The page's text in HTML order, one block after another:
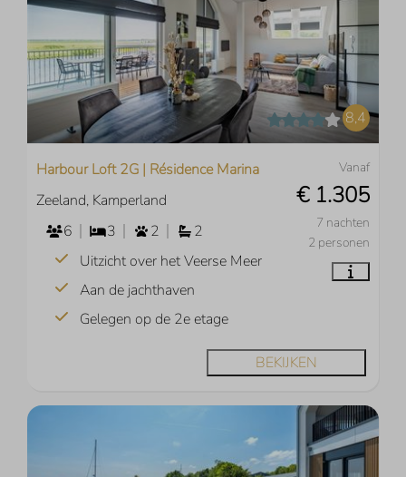
8,4
Vanaf
€ 1.305
7 nachten
2 personen
Harbour Loft 2G | Résidence Marina
Zeeland, Kamperland
6
3 2
2
Uitzicht over het Veerse Meer
Aan de jachthaven
Gelegen op de 2e etage
BEKIJKEN